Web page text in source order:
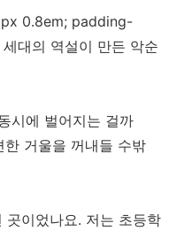
0.8em; padding-
대의 역설이 만든 악순
시에 벌어지는 걸까
거울을 꺼내들 수밖
이었나요. 저는 초등학